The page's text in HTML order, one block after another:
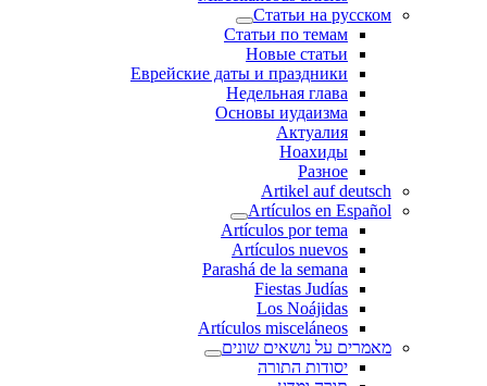
Статьи на русском
Статьи по темам
Новые статьи
Еврейские даты и праздники
Недельная глава
Основы иудаизма
Актуалия
Ноахиды
Разное
Artikel auf deutsch
Artículos en Español
Artículos por tema
Artículos nuevos
Parashá de la semana
Fiestas Judías
Los Noájidas
Artículos misceláneos
מאמרים על נושאים שונים
יסודות התורה